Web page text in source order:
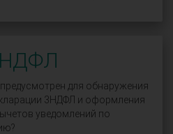
НДФЛ
для обнаружения
3НДФЛ и оформления
уведомлений по